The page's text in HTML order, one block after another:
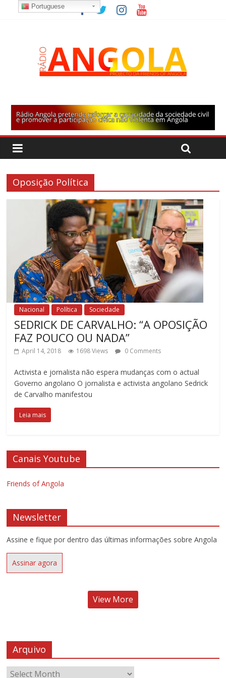
Oposição Política
Nacional Política Sociedade
SEDRICK DE CARVALHO: “A OPOSIÇÃO
FAZ POUCO OU NADA”
April 14, 2018 1698 Views 0 Comments
Activista e jornalista não espera mudanças com o actual
Governo angolano O jornalista e activista angolano Sedrick
de Carvalho manifestou
Leia mais
Canais Youtube
Friends of Angola
Newsletter
Assine e fique por dentro das últimas informações sobre Angola
Assinar agora
View More
Arquivo
Portuguese